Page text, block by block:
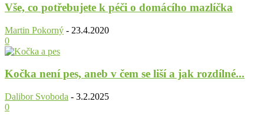
Vše, co potřebujete k péči o domácího mazlíčka
Martin Pokorný - 23.4.2020
0
Kočka není pes, aneb v čem se liší a jak rozdílné...
Dalibor Svoboda - 3.2.2025
0